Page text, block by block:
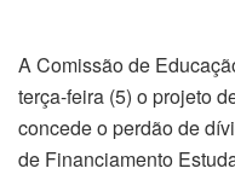
A Comissão de
terça-feira (5) o projeto
concede o perdão de
de Financiamento